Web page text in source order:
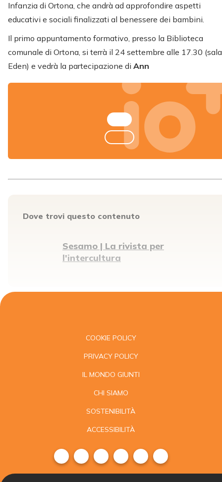
Infanzia di Ortona, che andrà ad approfondire aspetti
educativi e sociali finalizzati al benessere dei bambini.
Il primo appuntamento formativo, presso la Biblioteca
comunale di Ortona, si terrà il 24 settembre alle 17.30 (sala
Eden) e vedrà la partecipazione di Ann
Dove trovi questo contenuto
Sesamo | La rivista per
l'intercultura
COOKIE POLICY
PRIVACY POLICY
IL MONDO GIUNTI
CHI SIAMO
SOSTENIBILITÀ
ACCESSIBILITÀ